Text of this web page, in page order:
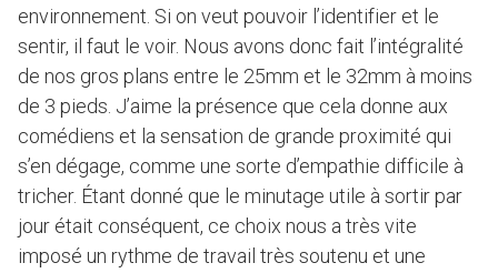
environnement. Si on veut pouvoir l’identifier et le
sentir, il faut le voir. Nous avons donc fait l’intégralité
de nos gros plans entre le 25mm et le 32mm à moins
de 3 pieds. J’aime la présence que cela donne aux
comédiens et la sensation de grande proximité qui
s’en dégage, comme une sorte d’empathie difficile à
tricher. Étant donné que le minutage utile à sortir par
jour était conséquent, ce choix nous a très vite
imposé un rythme de travail très soutenu et une